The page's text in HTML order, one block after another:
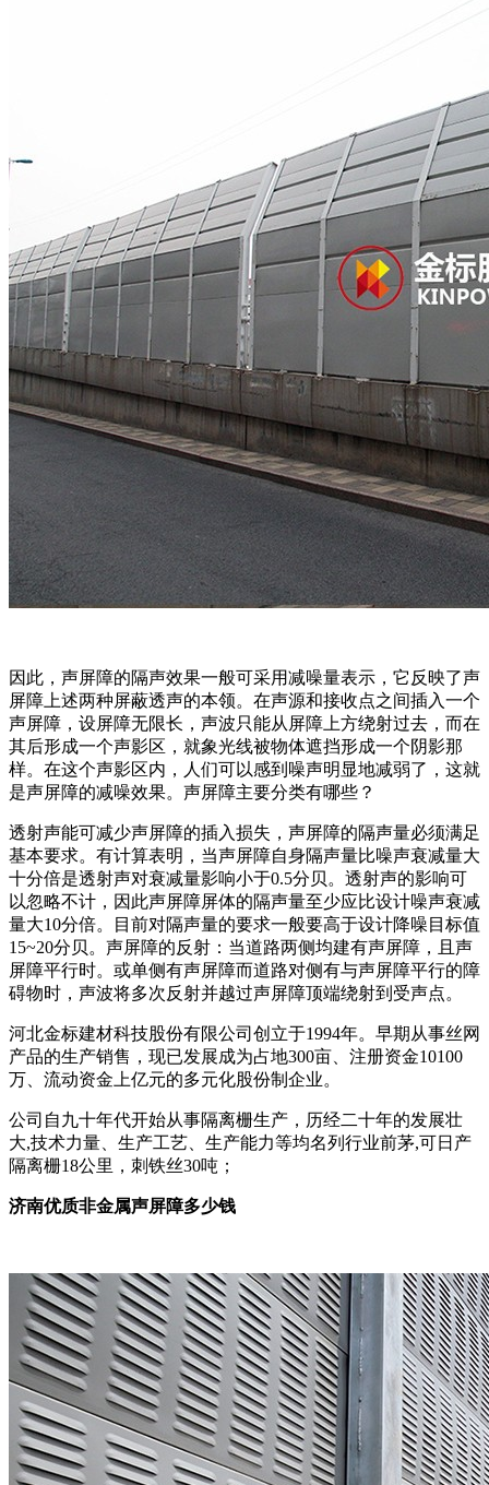
因此，声屏障的隔声效果一般可采用减噪量表示，它反映了声
屏障上述两种屏蔽透声的本领。在声源和接收点之间插入一个
声屏障，设屏障无限长，声波只能从屏障上方绕射过去，而在
其后形成一个声影区，就象光线被物体遮挡形成一个阴影那
样。在这个声影区内，人们可以感到噪声明显地减弱了，这就
是声屏障的减噪效果。声屏障主要分类有哪些？
透射声能可减少声屏障的插入损失，声屏障的隔声量必须满足
基本要求。有计算表明，当声屏障自身隔声量比噪声衰减量大
十分倍是透射声对衰减量影响小于0.5分贝。透射声的影响可
以忽略不计，因此声屏障屏体的隔声量至少应比设计噪声衰减
量大10分倍。目前对隔声量的要求一般要高于设计降噪目标值
15~20分贝。声屏障的反射：当道路两侧均建有声屏障，且声
屏障平行时。或单侧有声屏障而道路对侧有与声屏障平行的障
碍物时，声波将多次反射并越过声屏障顶端绕射到受声点。
河北金标建材科技股份有限公司创立于1994年。早期从事丝网
产品的生产销售，现已发展成为占地300亩、注册资金10100
万、流动资金上亿元的多元化股份制企业。
公司自九十年代开始从事隔离栅生产，历经二十年的发展壮
大,技术力量、生产工艺、生产能力等均名列行业前茅,可日产
隔离栅18公里，刺铁丝30吨；
济南优质非金属声屏障多少钱